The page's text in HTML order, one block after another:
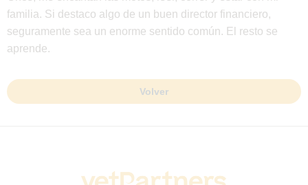
familia. Si destaco algo de un buen director financiero,
seguramente sea un enorme sentido común. El resto se
aprende.
Volver